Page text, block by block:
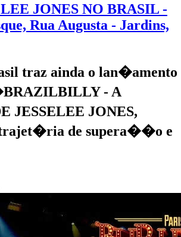
JONES NO BRASIL -
Rua Augusta - Jardins,
traz ainda o lan�amento
- A
JESSELEE JONES,
trajet�ria de supera��o e